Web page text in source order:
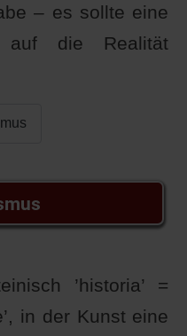
– es sollte eine
auf die Realität
’historia’ =
in der Kunst eine